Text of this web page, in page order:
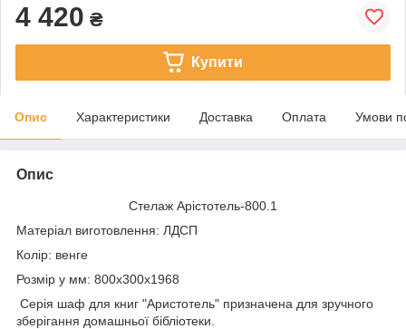
4 420 ₴
Купити
Опис Характеристики Доставка Оплата Умови
Опис
Стелаж Арістотель-800.1
Матеріал виготовлення: ЛДСП
Колір: венге
Розмір у мм: 800х300х1968
Серія шаф для книг "Аристотель" призначена для зручного
зберігання домашньої бібліотеки.